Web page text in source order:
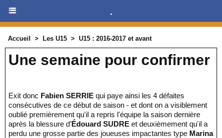
.
Accueil > Les U15 > U15 : 2016-2017 et avant
Une semaine pour confirmer
Exit donc Fabien SERRIE qui paye ainsi les 4 défaites
consécutives de ce début de saison - et dont on a visiblement
oublié premièrement qu'il a repris l'équipe la saison dernière
après la blessure d’Édouard SUDRE et deuxièmement qu'il a
perdu une grosse partie des joueuses impactantes type Marina